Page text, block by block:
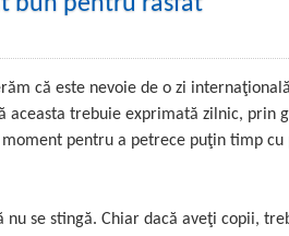
că este nevoie de o zi
aceasta trebuie exprimată zilnic, prin
pentru a petrece puţin timp
se stingă. Chiar dacă aveţi copii,